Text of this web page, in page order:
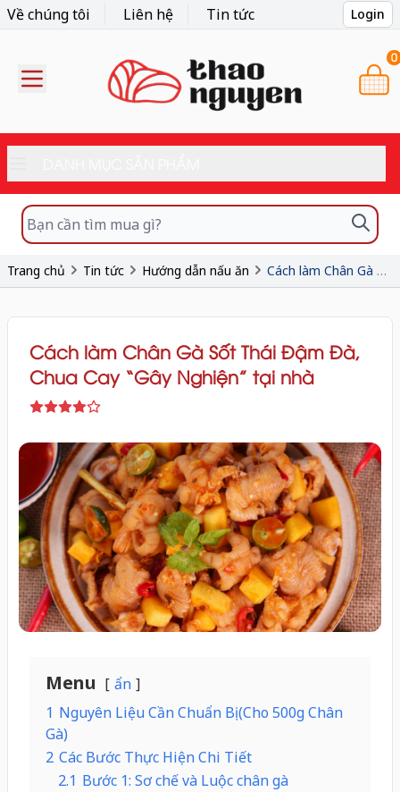
Về chúng tôi Liên hệ Tin tức Login
0
Trang chủ Tin tức Hướng dẫn nấu ăn Cách làm Chân Gà Sốt Thái Đậm Đà, Chua Cay “Gây Nghiện” tại nhà
Cách làm Chân Gà Sốt Thái Đậm Đà,
Chua Cay “Gây Nghiện” tại nhà
Menu
ẩn
1 Nguyên Liệu Cần Chuẩn Bị (Cho 500g Chân
Gà)
2 Các Bước Thực Hiện Chi Tiết
2.1 Bước 1: Sơ chế và Luộc chân gà